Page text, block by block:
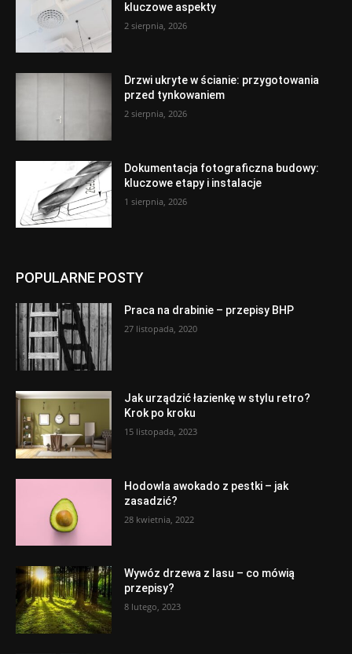
kluczowe aspekty
2 sierpnia, 2026
Drzwi ukryte w ścianie: przygotowania
przed tynkowaniem
2 sierpnia, 2026
Dokumentacja fotograficzna budowy:
kluczowe etapy i instalacje
1 sierpnia, 2026
POPULARNE POSTY
Praca na drabinie – przepisy BHP
27 listopada, 2020
Jak urządzić łazienkę w stylu retro?
Krok po kroku
15 listopada, 2023
Hodowla awokado z pestki – jak
zasadzić?
28 kwietnia, 2022
Wywóz drzewa z lasu – co mówią
przepisy?
8 lutego, 2023